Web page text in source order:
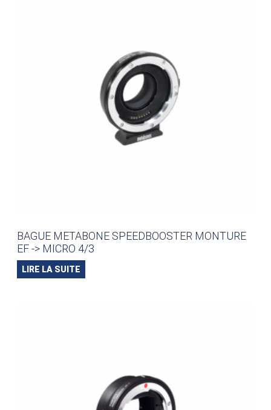
BAGUE METABONE SPEEDBOOSTER MONTURE
EF -> MICRO 4/3
LIRE LA SUITE